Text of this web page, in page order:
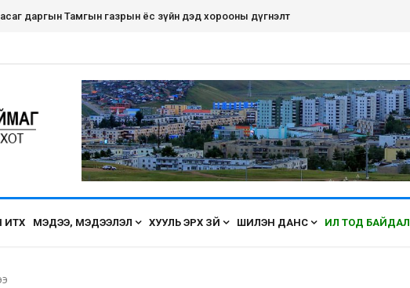
нэгдэл болсон Эрдэнэт хот ирэх бүрт өнгөө засаж, үүдээ нээн угтана аа
ИТХ МЭДЭЭ, МЭДЭЭЛЭЛ ХУУЛЬ ЭРХ ЗҮЙ ШИЛЭН ДАНС ИЛ ТОД БАЙДАЛ